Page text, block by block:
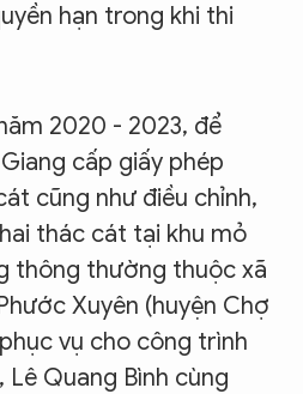
hạn trong khi thi
2020 - 2023, để
cấp giấy phép
cũng như điều chỉnh,
thác cát tại khu mỏ
thông thường thuộc xã
Xuyên (huyện Chợ
vụ cho công trình
Quang Bình cùng